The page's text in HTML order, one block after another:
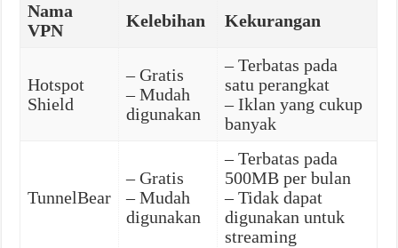
Nama
VPN
Kelebihan Kekurangan
Hotspot
Shield
– Gratis
– Mudah
digunakan
– Terbatas pada
satu perangkat
– Iklan yang cukup
banyak
TunnelBear
– Gratis
– Mudah
digunakan
– Terbatas pada
500MB per bulan
– Tidak dapat
digunakan untuk
streaming